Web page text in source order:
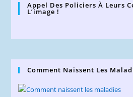
Appel Des Policiers À Leurs
L’image !
Comment Naissent Les